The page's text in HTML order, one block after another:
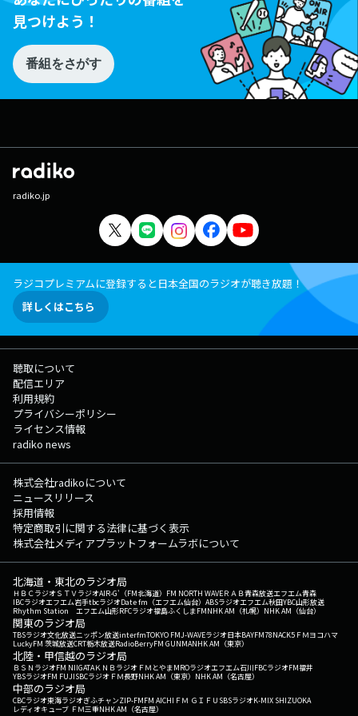
見つけよう！
番組をさがす
radiko.jp
ラジコプレミアムに登録すると日本全国のラジオが聴き放題！
詳しくはこちら
聴取について
配信エリア
利用規約
プライバシーポリシー
ライセンス情報
radiko news
株式会社radikoについて
ニュースリリース
採用情報
特定商取引に関する法律に基づく表示
株式会社メディアプラットフォームラボについて
北海道・東北のラジオ局
ＨＢＣラジオＳＴＶラジオAIR-G'（FM北海道） FM NORTH WAVEＲＡＢ青森放送エフエム青森
IBCラジオエフエム岩手tbcラジオDate fm（エフエム仙台） ABSラジオエフエム秋田YBC山形放送
Rhythm Station エフエム山形RFCラジオ福島ふくしまFMNHK AM（札幌） NHK AM（仙台）
関東のラジオ局
TBSラジオ文化放送ニッポン放送interfmTOKYO FMJ-WAVEラジオ日本BAYFM78NACK5 ＦＭヨコハマ
LuckyFM 茨城放送CRT栃木放送RadioBerryFM GUNMANHK AM（東京）
北陸・甲信越のラジオ局
ＢＳＮラジオFM NIIGATAＫＮＢラジオ ＦＭとやまMROラジオエフエム石川FBCラジオFM福井
YBSラジオFM FUJISBCラジオ ＦＭ長野NHK AM（東京） NHK AM（名古屋）
中部のラジオ局
CBCラジオ東海ラジオぎふチャンZIP-FMFM AICHI ＦＭ ＧＩＦＵ SBSラジオK-MIX SHIZUOKA
レディオキューブ ＦＭ三重NHK AM（名古屋）